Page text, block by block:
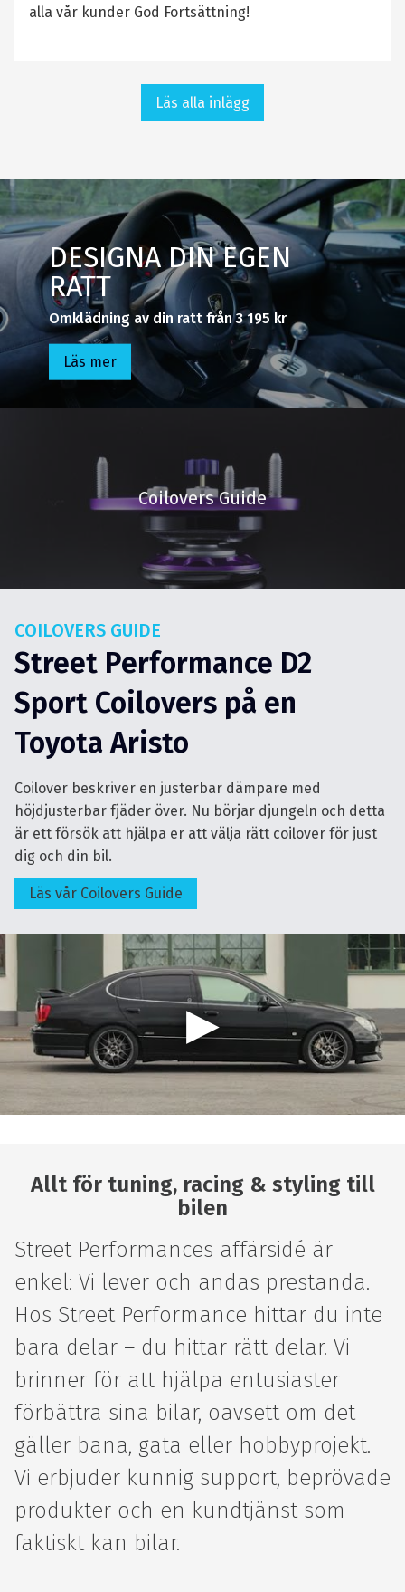
alla vår kunder God Fortsättning!
Läs alla inlägg
DESIGNA DIN EGEN
RATT
Omklädning av din ratt från 3 195 kr
Coilovers Guide
COILOVERS GUIDE
Street Performance D2
Sport Coilovers på en
Toyota Aristo
Coilover beskriver en justerbar dämpare med
höjdjusterbar fjäder över. Nu börjar djungeln och detta
är ett försök att hjälpa er att välja rätt coilover för just
dig och din bil.
Läs vår Coilovers Guide
Allt för tuning, racing & styling till
bilen
Street Performances affärsidé är
enkel: Vi lever och andas prestanda.
Hos Street Performance hittar du inte
bara delar – du hittar rätt delar. Vi
brinner för att hjälpa entusiaster
förbättra sina bilar, oavsett om det
gäller bana, gata eller hobbyprojekt.
Vi erbjuder kunnig support, beprövade
produkter och en kundtjänst som
faktiskt kan bilar.